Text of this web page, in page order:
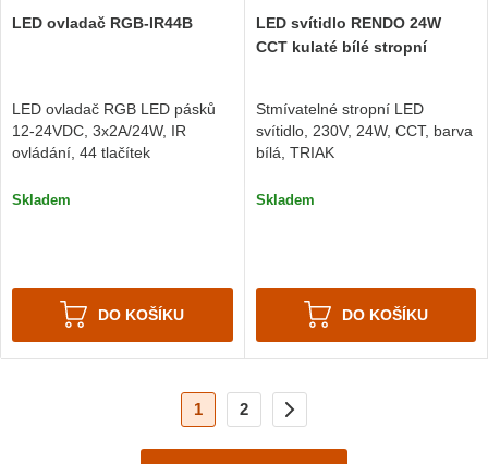
LED ovladač RGB-IR44B
LED ovladač RGB LED pásků
12-24VDC, 3x2A/24W, IR
ovládání, 44 tlačítek
Skladem
DO KOŠÍKU
LED svítidlo RENDO 24W
CCT kulaté bílé stropní
Stmívatelné stropní LED
svítidlo, 230V, 24W, CCT, barva
bílá, TRIAK
Skladem
DO KOŠÍKU
1 2